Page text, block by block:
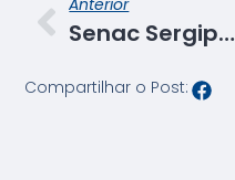
Anterior
Senac Sergipe forma 12 técnicos em Guia de Turismo em Laranjeiras
Compartilhar o Post: